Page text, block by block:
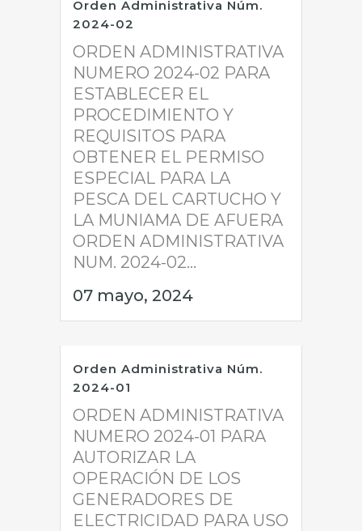
Orden Administrativa Núm.
2024-02
ORDEN ADMINISTRATIVA
NUMERO 2024-02 PARA
ESTABLECER EL
PROCEDIMIENTO Y
REQUISITOS PARA
OBTENER EL PERMISO
ESPECIAL PARA LA
PESCA DEL CARTUCHO Y
LA MUNIAMA DE AFUERA
ORDEN ADMINISTRATIVA
NUM. 2024-02...
07 mayo, 2024
Orden Administrativa Núm.
2024-01
ORDEN ADMINISTRATIVA
NUMERO 2024-01 PARA
AUTORIZAR LA
OPERACIÓN DE LOS
GENERADORES DE
ELECTRICIDAD PARA USO